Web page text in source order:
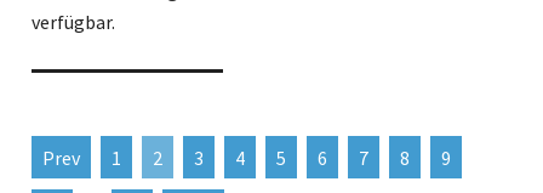
verfügbar.
Prev 1 2 3 4 5 6 7 8 9